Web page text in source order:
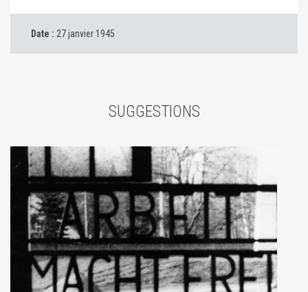
Date : 27 janvier 1945
SUGGESTIONS